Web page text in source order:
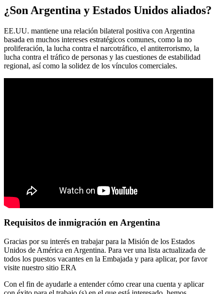
¿Son Argentina y Estados Unidos aliados?
EE.UU. mantiene una relación bilateral positiva con Argentina
basada en muchos intereses estratégicos comunes, como la no
proliferación, la lucha contra el narcotráfico, el antiterrorismo, la
lucha contra el tráfico de personas y las cuestiones de estabilidad
regional, así como la solidez de los vínculos comerciales.
Requisitos de inmigración en Argentina
Gracias por su interés en trabajar para la Misión de los Estados
Unidos de América en Argentina. Para ver una lista actualizada de
todos los puestos vacantes en la Embajada y para aplicar, por favor
visite nuestro sitio ERA
Con el fin de ayudarle a entender cómo crear una cuenta y aplicar